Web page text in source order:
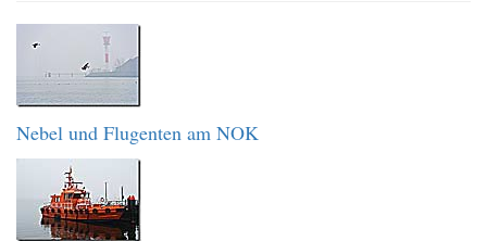
Nebel und Flugenten am NOK